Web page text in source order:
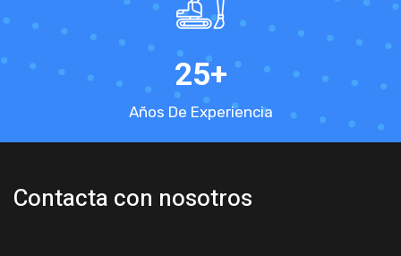
25+
Años De Experiencia
Contacta con nosotros